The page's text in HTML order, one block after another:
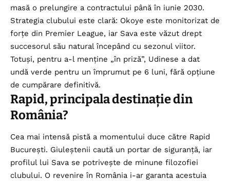
masă o prelungire a contractului până în iunie 2030.
Strategia clubului este clară: Okoye este monitorizat de
forțe din Premier League, iar Sava este văzut drept
succesorul său natural începând cu sezonul viitor.
Totuși, pentru a-l menține „în priză”, Udinese a dat
undă verde pentru un împrumut pe 6 luni, fără opțiune
de cumpărare definitivă.
Rapid, principala destinație din
România?
Cea mai intensă pistă a momentului duce către Rapid
București. Giuleștenii caută un portar de siguranță, iar
profilul lui Sava se potrivește de minune filozofiei
clubului. O revenire în România i-ar garanta acestuia